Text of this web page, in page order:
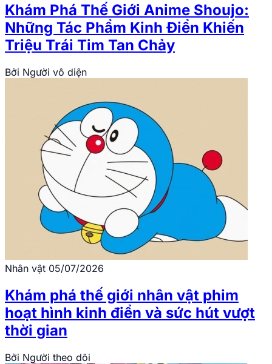
Khám Phá Thế Giới Anime Shoujo:
Những Tác Phẩm Kinh Điển Khiến
Triệu Trái Tim Tan Chảy
Bởi Người vô diện
Nhân vật 05/07/2026
Khám phá thế giới nhân vật phim
hoạt hình kinh điển và sức hút vượt
thời gian
Bởi Người theo dõi